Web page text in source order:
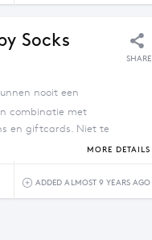
Socks
SHARE
nooit een
combinatie met
en giftcards. Niet te
MORE DETAILS
ADDED ALMOST 9 YEARS AGO